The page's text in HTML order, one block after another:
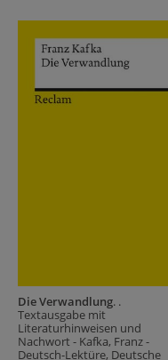
Die Verwandlung. .
Textausgabe mit
Literaturhinweisen und
Nachwort - Kafka, Franz -
Deutsch-Lektüre, Deutsche